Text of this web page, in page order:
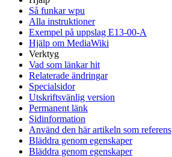
Så funkar wpu
Alla instruktioner
Exempel på uppslag E13-00-A
Hjälp om MediaWiki
Verktyg
Vad som länkar hit
Relaterade ändringar
Specialsidor
Utskriftsvänlig version
Permanent länk
Sidinformation
Använd den här artikeln som referens
Bläddra genom egenskaper
Bläddra genom egenskaper